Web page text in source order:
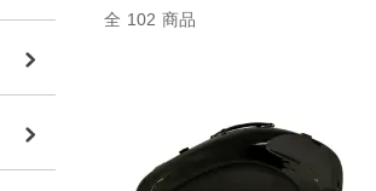
全 102 商品